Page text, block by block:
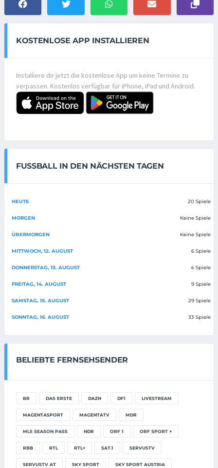
KOSTENLOSE APP INSTALLIEREN
Installiere dir jetzt die kostenlose App um keine Termine zu
verpassen. Kostenlos verfügbar für iPhone, iPad und Android.
FUSSBALL IN DEN NÄCHSTEN TAGEN
HEUTE 20 Spiele
MORGEN Keine Spiele
ÜBERMORGEN Keine Spiele
MITTWOCH, 12. AUGUST 6 Spiele
DONNERSTAG, 13. AUGUST 4 Spiele
FREITAG, 14. AUGUST 9 Spiele
SAMSTAG, 15. AUGUST 29 Spiele
SONNTAG, 16. AUGUST 33 Spiele
BELIEBTE FERNSEHSENDER
BR DAS ERSTE DAZN DF1 LIVESTREAM
MAGENTASPORT MAGENTATV MDR
MLS SEASON PASS NDR ORF 1 ORF SPORT +
RBB RTL RTL+ SAT.1 SERVUSTV
SERVUSTV AT SKY SPORT SKY SPORT AUSTRIA